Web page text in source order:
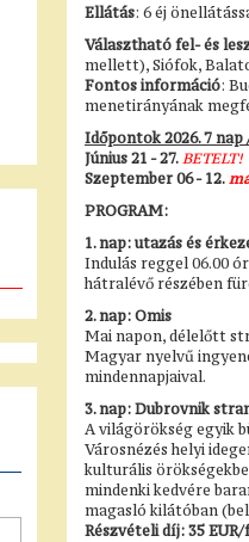
Ellátás: 6 éj
Választható fel- és
mellett), Siófok,
Fontos információ:
menetirányának
Időpontok 2026. 7 nap
Június 21 - 27. BETELT!
Szeptember 06 - 12.
PROGRAM:
1. nap: utazás és
Indulás reggel 06.00
hátralévő részében
2. nap: Omis
Mai napon, délelőtt
Magyar nyelvű
mindennapjaival.
3. nap: Dubrovnik
A világörökség egyik
Városnézés helyi
kulturális
mindenki kedvére
magasló kilátóban
Részvételi díj: 35 EUR/